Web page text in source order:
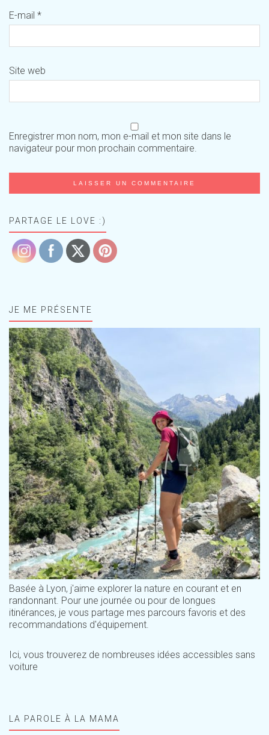
E-mail *
Site web
Enregistrer mon nom, mon e-mail et mon site dans le
navigateur pour mon prochain commentaire.
PARTAGE LE LOVE :)
JE ME PRÉSENTE
Basée à Lyon, j'aime explorer la nature en courant et en
randonnant. Pour une journée ou pour de longues
itinérances, je vous partage mes parcours favoris et des
recommandations d'équipement.
Ici, vous trouverez de nombreuses idées accessibles sans
voiture
LA PAROLE À LA MAMA